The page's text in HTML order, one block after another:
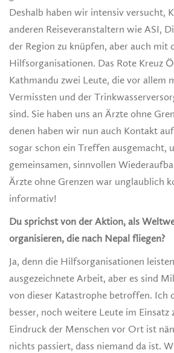
Deshalb haben wir intensiv versucht,
anderen Reiseveranstaltern wie ASI,
der Region zu knüpfen, aber auch mit
Hilfsorganisationen. Das Rote Kreuz
Kathmandu zwei Leute, die vor allem
Vermissten und der
sind. Sie haben uns an Ärzte ohne
denen haben wir nun auch Kontakt
sogar schon ein Treffen ausgemacht,
gemeinsamen, sinnvollen
Ärzte ohne Grenzen war unglaublich
informativ!
Du sprichst von der Aktion, als
organisieren, die nach Nepal fliegen?
Ja, denn die Hilfsorganisationen
ausgezeichnete Arbeit, aber es sind
von dieser Katastrophe betroffen. Ich
besser, noch weitere Leute im Einsatz
Eindruck der Menschen vor Ort ist
nichts passiert, dass niemand da ist.